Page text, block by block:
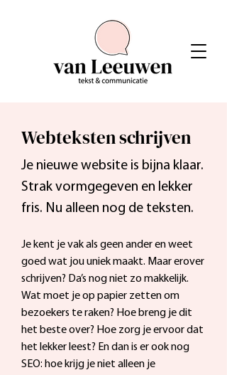
Webteksten schrijven
Je nieuwe website is bijna klaar.
Strak vormgegeven en lekker
fris. Nu alleen nog de teksten.
Je kent je vak als geen ander en weet
goed wat jou uniek maakt. Maar erover
schrijven? Da’s nog niet zo makkelijk.
Wat moet je op papier zetten om
bezoekers te raken? Hoe breng je dit
het beste over? Hoe zorg je ervoor dat
het lekker leest? En dan is er ook nog
SEO: hoe krijg je niet alleen je